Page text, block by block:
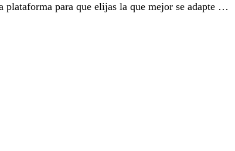
plataforma para que elijas la que mejor se adapte …